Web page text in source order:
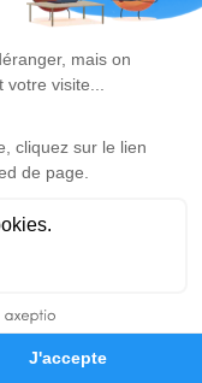
Hommages
hommage
le-Roger
rends hommage